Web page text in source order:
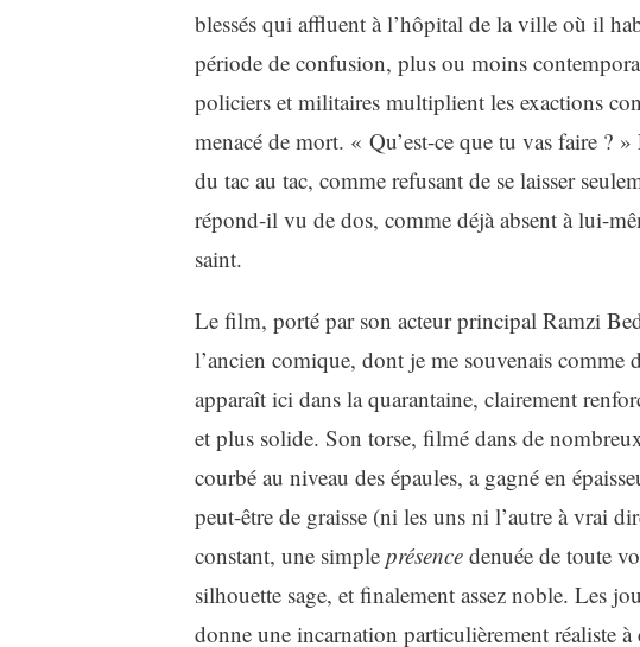
blessés qui affluent à l’hôpital de la ville où il
période de confusion, plus ou moins
policiers et militaires multiplient les exactions
menacé de mort. « Qu’est-ce que tu vas faire
du tac au tac, comme refusant de se laisser
répond-il vu de dos, comme déjà absent à lui-
saint.
Le film, porté par son acteur principal Ramzi
l’ancien comique, dont je me souvenais
apparaît ici dans la quarantaine, clairement
et plus solide. Son torse, filmé dans de
courbé au niveau des épaules, a gagné en
peut-être de graisse (ni les uns ni l’autre à vrai
constant, une simple présencedenuée de toute
silhouette sage, et finalement assez noble. Les
donne une incarnation particulièrement réaliste